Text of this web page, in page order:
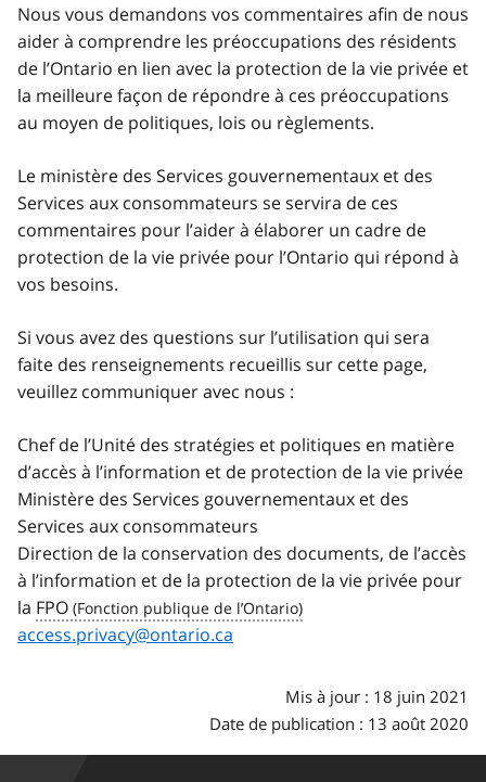
Nous vous demandons vos commentaires afin de nous
aider à comprendre les préoccupations des résidents
de l’Ontario en lien avec la protection de la vie privée et
la meilleure façon de répondre à ces préoccupations
au moyen de politiques, lois ou règlements.
Le ministère des Services gouvernementaux et des
Services aux consommateurs se servira de ces
commentaires pour l’aider à élaborer un cadre de
protection de la vie privée pour l’Ontario qui répond à
vos besoins.
Si vous avez des questions sur l’utilisation qui sera
faite des renseignements recueillis sur cette page,
veuillez communiquer avec nous :
Chef de l’Unité des stratégies et politiques en matière
d’accès à l’information et de protection de la vie privée
Ministère des Services gouvernementaux et des
Services aux consommateurs
Direction de la conservation des documents, de l’accès
à l’information et de la protection de la vie privée pour
la FPO
access.privacy@ontario.ca
Mis à jour : 18 juin 2021
Date de publication : 13 août 2020